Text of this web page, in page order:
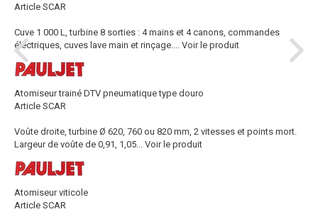
Article SCAR
Cuve 1 000 L, turbine 8 sorties : 4 mains et 4 canons, commandes
électriques, cuves lave main et rinçage....
Voir le produit
Atomiseur trainé DTV pneumatique type douro
Article SCAR
Voûte droite, turbine Ø 620, 760 ou 820 mm, 2 vitesses et points mort.
Largeur de voûte de 0,91, 1,05...
Voir le produit
Atomiseur viticole
Article SCAR